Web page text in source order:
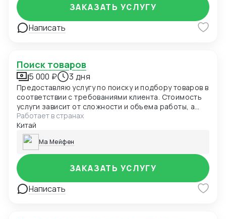
Написать
ЗАКАЗАТЬ УСЛУГУ
Поиск товаров
5 000 ₽ 3 дня
Предоставляю услугу по поиску и подбору товаров в
соответствии с требованиями клиента. Стоимость
услуги зависит от сложности и объема работы, а
также от требуемой специализации товара.
Работает в странах
Китай
Ма Мейфен
Написать
ЗАКАЗАТЬ УСЛУГУ